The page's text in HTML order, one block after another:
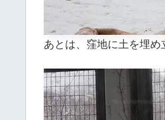
あとは、窪地に土を埋め